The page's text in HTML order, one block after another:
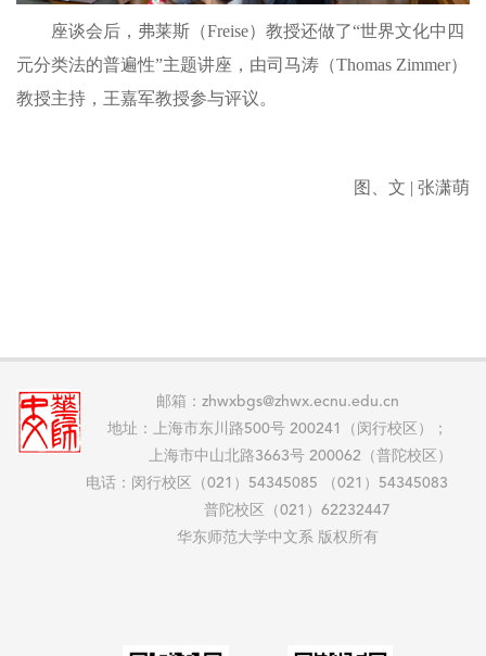
座谈会后，弗莱斯（Freise）教授还做了“世界文化中四
元分类法的普遍性”主题讲座，由司马涛（Thomas Zimmer）
教授主持，王嘉军教授参与评议。
图、文 | 张潇萌
邮箱：zhwxbgs@zhwx.ecnu.edu.cn
地址：上海市东川路500号 200241（闵行校区）；
上海市中山北路3663号 200062（普陀校区）
电话：闵行校区（021）54345085 （021）54345083
普陀校区（021）62232447
华东师范大学中文系 版权所有